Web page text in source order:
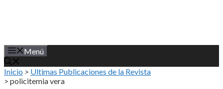
Menú
Inicio > Ultimas Publicaciones de la Revista
> policitemia vera